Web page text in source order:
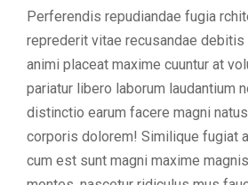
Perferendis repudiandae fugia
reprederit vitae recusandae
animi placeat maxime cuuntur at
pariatur libero laborum laudantium
distinctio earum facere magni
corporis dolorem! Similique fugiat
cum est sunt magni maxime